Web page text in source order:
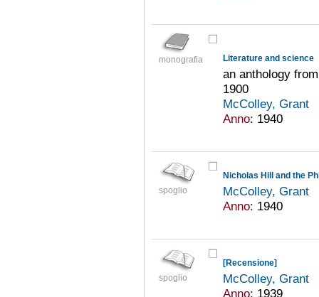
monografia Literature and science
an anthology
1900
McColley, Grant
Anno: 1940
spoglio
Nicholas Hill and the
McColley, Grant
Anno: 1940
spoglio
[Recensione]
McColley, Grant
Anno: 1939